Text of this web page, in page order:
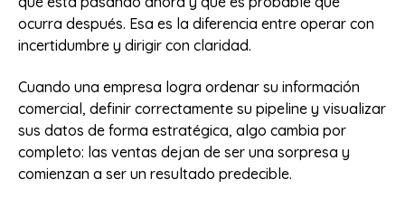
ocurra después. Esa es la diferencia entre operar con
incertidumbre y dirigir con claridad.
Cuando una empresa logra ordenar su información
comercial, definir correctamente su pipeline y visualizar
sus datos de forma estratégica, algo cambia por
completo: las ventas dejan de ser una sorpresa y
comienzan a ser un resultado predecible.